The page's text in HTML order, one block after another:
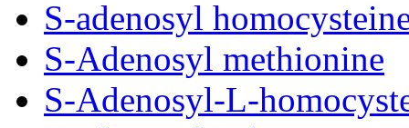
S-adenosyl
S-Adenosyl methionine
S-Adenosyl-L-